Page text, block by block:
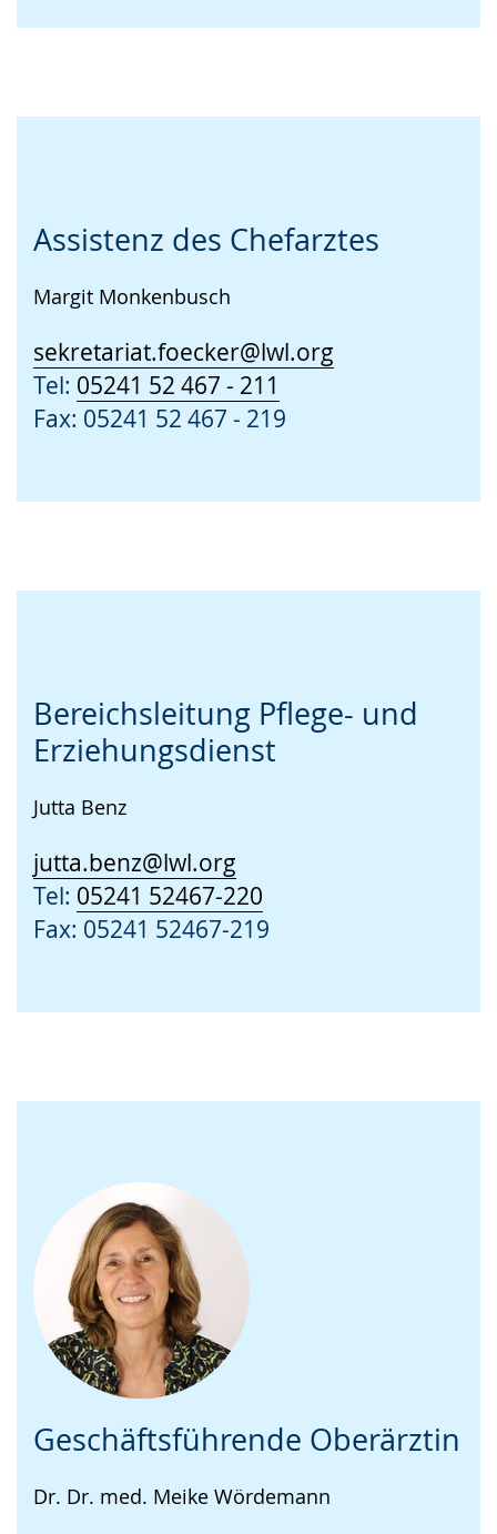
Assistenz des Chefarztes
Margit Monkenbusch
sekretariat.foecker@lwl.org
Tel: 05241 52 467 - 211
Fax: 05241 52 467 - 219
Bereichsleitung Pflege- und
Erziehungsdienst
Jutta Benz
jutta.benz@lwl.org
Tel: 05241 52467-220
Fax: 05241 52467-219
Geschäftsführende Oberärztin
Dr. Dr. med. Meike Wördemann